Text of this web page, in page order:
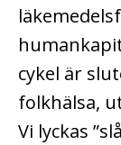
cykel är
folkhälsa,
Vi lyckas